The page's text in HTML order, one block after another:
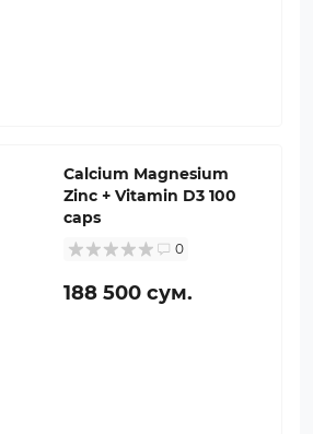
Calcium Magnesium
Zinc + Vitamin D3 100
caps
0
188 500 сум.